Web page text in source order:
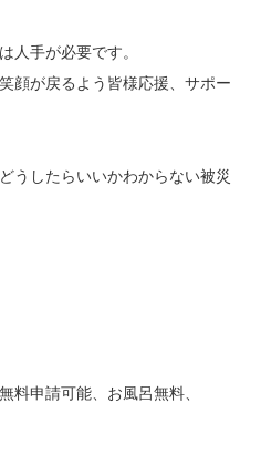
人手が必要です。
顔が戻るよう皆様応援、サポー
うしたらいいかわからない被災
料申請可能、お風呂無料、